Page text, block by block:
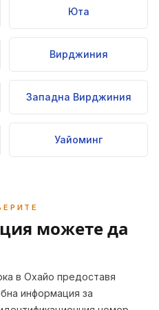
Юта
Вирджиния
Западна Вирджиния
Уайоминг
можете да
в Охайо предоставя
информация за